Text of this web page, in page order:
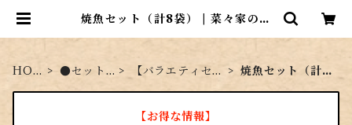
焼魚セット（計8袋） | 菜々家のお
HO
●セット
【バラエティセッ
焼魚セット（計8
【お得な情報】